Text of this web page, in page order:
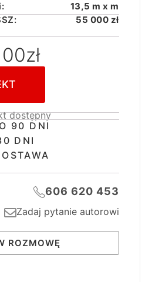
13,5 m x m
55 000 zł
zł
dostępny
90 DNI
DNI
606 620 453
Zadaj pytanie autorowi
ROZMOWĘ